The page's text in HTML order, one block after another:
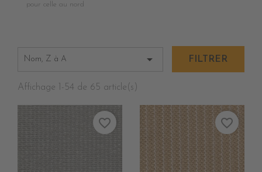
pour celle au nord
Nom, Z à A  FILTRER
Affichage 1-54 de 65 article(s)
favorite_border favorite_border